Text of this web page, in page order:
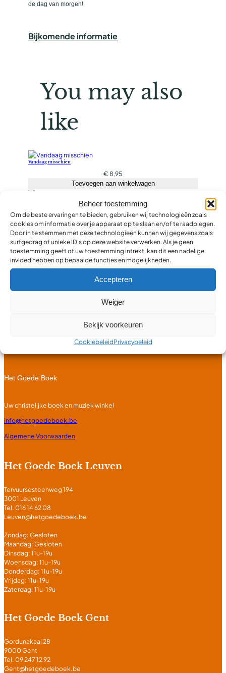
Beheer toestemming
Om de beste ervaringen te bieden, gebruiken wij technologieën zoals
cookies om informatie over je apparaat op te slaan en/of te raadplegen.
Door in te stemmen met deze technologieën kunnen wij gegevens zoals
surfgedrag of unieke ID's op deze website verwerken. Als je geen
toestemming geeft of uw toestemming intrekt, kan dit een nadelige
invloed hebben op bepaalde functies en mogelijkheden.
Accepteren
Weiger
Bekijk voorkeuren
CookiebeleidPrivacybeleid
de dag van morgen!
Bijkomende informatie
You may also
like
Vandaag misschien
€8,95
Toevoegen aan winkelwagen
€ 6,50
Toevoegen aan winkelwagen
Gelukkig zonder jaloezie
€5,90
Toevoegen aan winkelwagen
€27,50
Toevoegen aan winkelwagen
Het Goede Boek
Uw christelijke boek en muziek winkel
info@hetgoedeboek.be
Algemene Voorwaarden
Het Goede Boek Leuven
Tervuursesteenweg 194
3001 Leuven
Tel. 016 14 62 08
Leuven@hetgoedeboek.be
Zondag: Gesloten
Maandag: Gesloten
Dinsdag: 11u-19u
Woensdag: 11u-19u
Donderdag: 11u-19u
Vrijdag: 11u-19u
Zaterdag: 11u-19u
Het Goede Boek Gent
Gordunakaai 28
9000 Gent
Tel. 09 247 12 92
Gent@hetgoedeboek.be